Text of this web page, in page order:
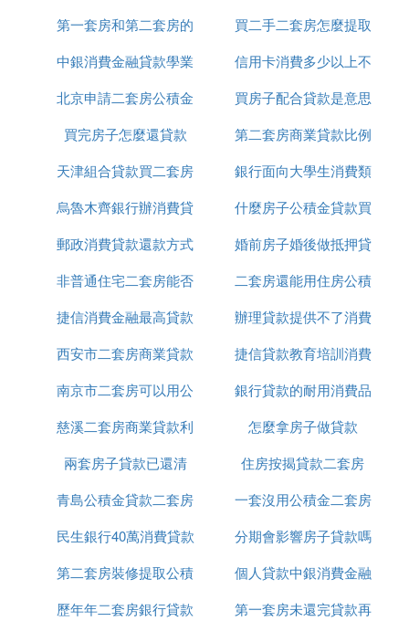
貸款買房能為購房者減輕全款支付的壓力，可是在辦
理房貸下來後，就需要按時還貸，如果有想要提前還
款的話，能一次性還清嗎？下面一起來看看吧。
前一周到一個月提出書面申請，約好還款日期。
2、 到了約定的日期之後，只要帶上身份證以及跟銀
行簽訂的貸款合同，到銀行填寫還貸申請表和提前還
貸協議，並且按照銀行的要求，將需要還的款項存到
你扣繳貸款本息的賬戶里，銀行會自動扣收的。
3、 如果選擇一次性還清剩下的所有貸款，後五年的
這段時間，是不產生利息的。實際上，目前大多數銀
前還款，也就是把剩餘的全部貸款一次性還清，還沒
有還的利息，可以不用還，但是，已經繳納過的利息
是不會退還給你的。
以上就是關於房貸是否能一次性還清內容的介紹，具
體請到相關機構咨詢。
房貸可以一次性還清嗎
可以一次性還清。根據銀行的規定，提前還貸的客戶
需提前一周至一個月提出書面申請，並約定還款日
的貸款合同到銀行填寫還貸申請表和提前還貸協議。
按銀行的要求，將需要還貸的款項存到你扣繳貸款本
息的賬戶上，由銀行自動扣收。大多數銀行都能提供
多種提前還貸的方式，如果是選擇全部提前還款，還
新政策
公積金貸款嗎
第一套房和第二套房的
貸款
買二手二套房怎麼提取
公積金貸款嗎
中銀消費金融貸款學業
是不用利息嗎
信用卡消費多少以上不
能抵押貸款
北京申請二套房公積金
貸款
買房子配合貸款是意思
買完房子怎麼還貸款
第二套房商業貸款比例
天津組合貸款買二套房
首付
銀行面向大學生消費類
貸款
烏魯木齊銀行辦消費貸
款
什麼房子公積金貸款買
房
郵政消費貸款還款方式
婚前房子婚後做抵押貸
款
非普通住宅二套房能否
公積金貸款
二套房還能用住房公積
金貸款
捷信消費金融最高貸款
20萬
辦理貸款提供不了消費
用途
西安市二套房商業貸款
政策
捷信貸款教育培訓消費
憑證怎麼弄
南京市二套房可以用公
積金貸款嗎
銀行貸款的耐用消費品
慈溪二套房商業貸款利
率
怎麼拿房子做貸款
兩套房子貸款已還清
住房按揭貸款二套房
青島公積金貸款二套房
首付多少
一套沒用公積金二套房
公積金貸款
民生銀行40萬消費貸款
分期會影響房子貸款嗎
第二套房裝修提取公積
金貸款嗎
個人貸款中銀消費金融
有限公司官網
歷年年二套房銀行貸款
第一套房未還完貸款再